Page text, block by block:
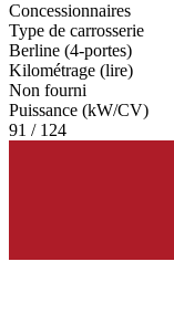
Concessionnaires
Type de carrosserie
Berline (4-portes)
Kilométrage (lire)
Non fourni
Puissance (kW/CV)
91 / 124